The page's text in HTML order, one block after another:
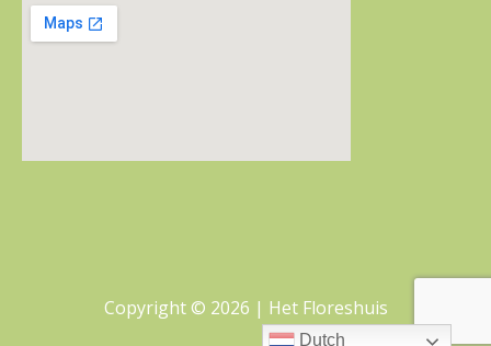
Copyright © 2026 | Het Floreshuis
Dutch